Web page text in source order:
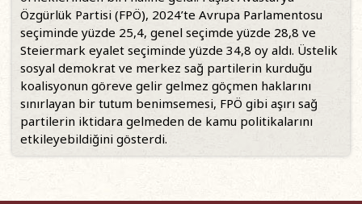
Özgürlük Partisi (FPÖ), 2024’te Avrupa Parlamentosu
seçiminde yüzde 25,4, genel seçimde yüzde 28,8 ve
Steiermark eyalet seçiminde yüzde 34,8 oy aldı. Üstelik
sosyal demokrat ve merkez sağ partilerin kurduğu
koalisyonun göreve gelir gelmez göçmen haklarını
sınırlayan bir tutum benimsemesi, FPÖ gibi aşırı sağ
partilerin iktidara gelmeden de kamu politikalarını
etkileyebildiğini gösterdi.